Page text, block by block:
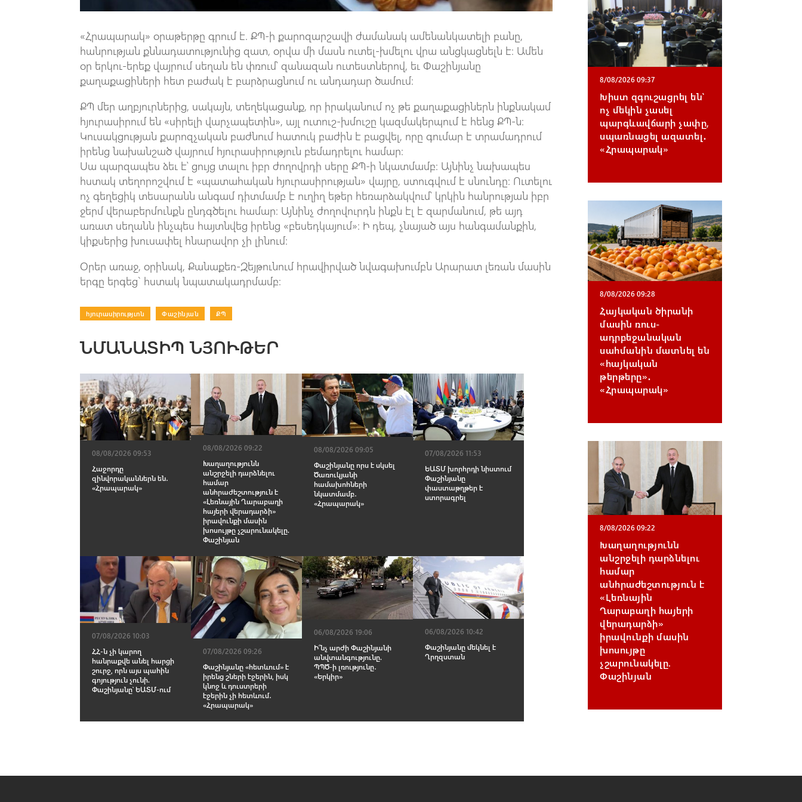
«Հրապարակ» օրաթերթը գրում է. ՔՊ-ի քարոզարշավի ժամանակ ամենանկատելի բանը,
հանրության քննադատությունից զատ, օրվա մի մասն ուտել-խմելու վրա անցկացնելն է։ Ամեն
օր երկու-երեք վայրում սեղան են փռում՝ զանազան ուտեստներով, եւ Փաշինյանը
քաղաքացիների հետ բաժակ է բարձրացնում ու անդադար ծամում։
ՔՊ մեր աղբյուրներից, սակայն, տեղեկացանք, որ իրականում ոչ թե քաղաքացիներն ինքնակամ
հյուրասիրում են «սիրելի վարչապետին», այլ ուտուշ-խմուշը կազմակերպում է հենց ՔՊ-ն։
Կուսակցության քարոզչական բաժնում հատուկ բաժին է բացվել, որը գումար է տրամադրում
իրենց նախանշած վայրում հյուրասիրություն բեմադրելու համար։
Սա պարզապես ձեւ է՝ ցույց տալու իբր ժողովրդի սերը ՔՊ-ի նկատմամբ։ Այնինչ նախապես
հստակ տեղորոշվում է «պատահական հյուրասիրության» վայրը, ստուգվում է սնունդը։ Ուտելու
ոչ գեղեցիկ տեսարանն անգամ դիտմամբ է ուղիղ եթեր հեռարձակվում՝ կրկին հանրության իբր
ջերմ վերաբերմունքն ընդգծելու համար։ Այնինչ ժողովուրդն ինքն էլ է զարմանում, թե այդ
առատ սեղանն ինչպես հայտնվեց իրենց «բեսեդկայում»։ Ի դեպ, չնայած այս հանգամանքին,
կիքսերից խուսափել հնարավոր չի լինում:
Օրեր առաջ, օրինակ, Քանաքեռ-Զեյթունում հրավիրված նվագախումբն Արարատ լեռան մասին
երգը երգեց` հստակ նպատակադրմամբ։
հյուրասիրությւոն Փաշինյան ՔՊ
ՆՄԱՆԱՏԻՊ ՆՅՈՒԹԵՐ
08/08/2026 09:53
Հաջորդը
զինվորականներն են․
«Հրապարակ»
08/08/2026 09:22
Խաղաղությունն
անշրջելի դարձնելու
համար
անհրաժեշտություն է
«Լեռնային Ղարաբաղի
հայերի վերադարձի»
իրավունքի մասին
խոսույթը չշարունակելը.
Փաշինյան
08/08/2026 09:05
Փաշինյանը որս է սկսել
Ծառուկյանի
համախոհների
նկատմամբ․
«Հրապարակ»
07/08/2026 11:53
ԵԱՏՄ խորհրդի նիստում
Փաշինյանը
փաստաթղթեր է
ստորագրել
07/08/2026 10:03
ՀՀ-ն չի կարող
հանրաքվե անել հարցի
շուրջ, որն այս պահին
գոյություն չունի.
Փաշինյանը՝ ԵԱՏՄ-ում
07/08/2026 09:26
Փաշինյանը «հետևում» է
իրենց շների էջերին, իսկ
կնոջ և դուստրերի
էջերին չի հետևում․
«Հրապարակ»
06/08/2026 19:06
Ի՞նչ արժի Փաշինյանի
անվտանգությունը.
ՊՊԾ-ի լռությունը․
«Երկիր»
06/08/2026 10:42
Փաշինյանը մեկնել է
Ղրղզստան
8/08/2026 09:37
Խիստ զգուշացրել են՝
ոչ մեկին չասել
պարգևավճարի չափը,
սպառնացել ազատել․
«Հրապարակ»
8/08/2026 09:28
Հայկական ծիրանի
մասին ռուս-
ադրբեջանական
սահմանին մատնել են
«հայկական
թերթերը»․
«Հրապարակ»
8/08/2026 09:22
Խաղաղությունն
անշրջելի դարձնելու
համար
անհրաժեշտություն է
«Լեռնային
Ղարաբաղի հայերի
վերադարձի»
իրավունքի մասին
խոսույթը
չշարունակելը.
Փաշինյան